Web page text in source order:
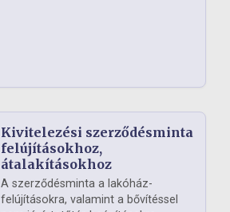
Kivitelezési szerződésminta
felújításokhoz,
átalakításokhoz
A szerződésminta a lakóház-
felújításokra, valamint a bővítéssel